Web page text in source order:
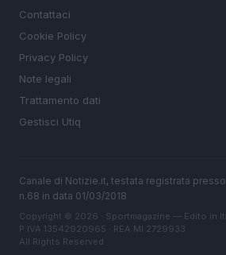
Contattaci
Cookie Policy
Privacy Policy
Note legali
Trattamento dati
Gestisci Utiq
Canale di Notizie.it, testata registrata
n.68 in data 01/03/2018
Copyright © 2026 · Sportmagazine — Edito in
P.IVA 13542920965 · REA MI 2729933
All Rights Reserved